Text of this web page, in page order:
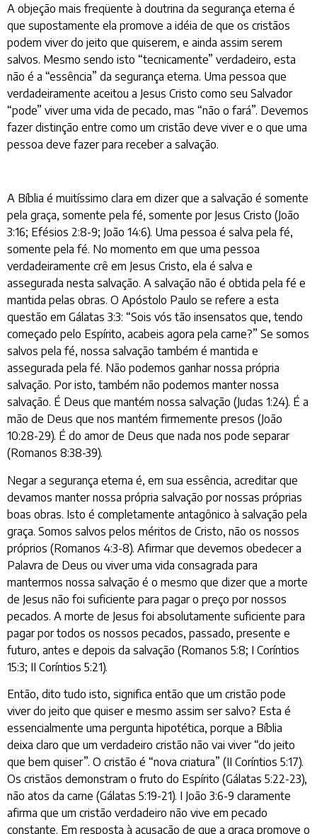
A objeção mais freqüente à doutrina da segurança eterna é
que supostamente ela promove a idéia de que os cristãos
podem viver do jeito que quiserem, e ainda assim serem
salvos. Mesmo sendo isto “tecnicamente” verdadeiro, esta
não é a “essência” da segurança eterna. Uma pessoa que
verdadeiramente aceitou a Jesus Cristo como seu Salvador
“pode” viver uma vida de pecado, mas “não o fará”. Devemos
fazer distinção entre como um cristão deve viver e o que uma
pessoa deve fazer para receber a salvação.
A Bíblia é muitíssimo clara em dizer que a salvação é somente
pela graça, somente pela fé, somente por Jesus Cristo (João
3:16; Efésios 2:8-9; João 14:6). Uma pessoa é salva pela fé,
somente pela fé. No momento em que uma pessoa
verdadeiramente crê em Jesus Cristo, ela é salva e
assegurada nesta salvação. A salvação não é obtida pela fé e
mantida pelas obras. O Apóstolo Paulo se refere a esta
questão em Gálatas 3:3: “Sois vós tão insensatos que, tendo
começado pelo Espírito, acabeis agora pela carne?” Se somos
salvos pela fé, nossa salvação também é mantida e
assegurada pela fé. Não podemos ganhar nossa própria
salvação. Por isto, também não podemos manter nossa
salvação. É Deus que mantém nossa salvação (Judas 1:24). É a
mão de Deus que nos mantém firmemente presos (João
10:28-29). É do amor de Deus que nada nos pode separar
(Romanos 8:38-39).
Negar a segurança eterna é, em sua essência, acreditar que
devamos manter nossa própria salvação por nossas próprias
boas obras. Isto é completamente antagônico à salvação pela
graça. Somos salvos pelos méritos de Cristo, não os nossos
próprios (Romanos 4:3-8). Afirmar que devemos obedecer a
Palavra de Deus ou viver uma vida consagrada para
mantermos nossa salvação é o mesmo que dizer que a morte
de Jesus não foi suficiente para pagar o preço por nossos
pecados. A morte de Jesus foi absolutamente suficiente para
pagar por todos os nossos pecados, passado, presente e
futuro, antes e depois da salvação (Romanos 5:8; I Coríntios
15:3; II Coríntios 5:21).
Então, dito tudo isto, significa então que um cristão pode
viver do jeito que quiser e mesmo assim ser salvo? Esta é
essencialmente uma pergunta hipotética, porque a Bíblia
deixa claro que um verdadeiro cristão não vai viver “do jeito
que bem quiser”. O cristão é “nova criatura” (II Coríntios 5:17).
Os cristãos demonstram o fruto do Espírito (Gálatas 5:22-23),
não atos da carne (Gálatas 5:19-21). I João 3:6-9 claramente
afirma que um cristão verdadeiro não vive em pecado
constante. Em resposta à acusação de que a graça promove o